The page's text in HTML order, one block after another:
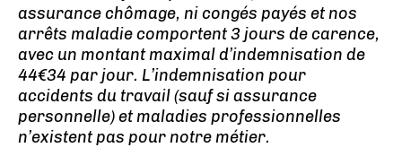
assurance chômage, ni congés payés et nos
arrêts maladie comportent 3 jours de carence,
avec un montant maximal d’indemnisation de
44€34 par jour. L’indemnisation pour
accidents du travail (sauf si assurance
personnelle) et maladies professionnelles
n’existent pas pour notre métier.